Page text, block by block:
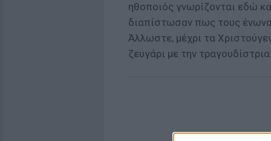
ηθοποιός γνωρίζονται εδώ
διαπίστωσαν πως τους
Άλλωστε, μέχρι τα
ζευγάρι με την